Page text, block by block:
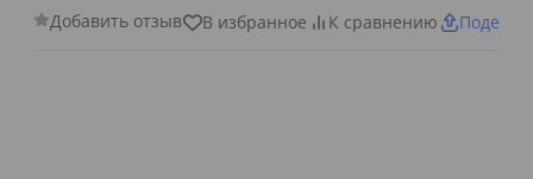
Добавить отзыв В избранное К сравнению